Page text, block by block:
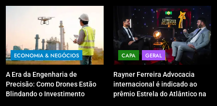
ECONOMIA & NEGÓCIOS
A Era da Engenharia de
Precisão: Como Drones Estão
Blindando o Investimento
CAPA GERAL
Rayner Ferreira Advocacia
internacional é indicado ao
prêmio Estrela do Atlântico na